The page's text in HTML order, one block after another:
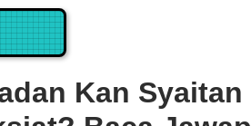
Kan